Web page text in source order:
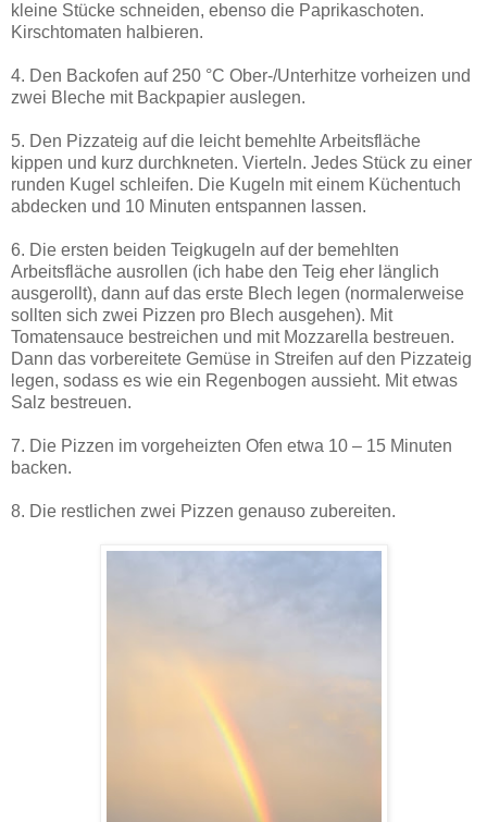
kleine Stücke schneiden, ebenso die Paprikaschoten.
Kirschtomaten halbieren.
4. Den Backofen auf 250 °C Ober-/Unterhitze vorheizen und
zwei Bleche mit Backpapier auslegen.
5. Den Pizzateig auf die leicht bemehlte Arbeitsfläche
kippen und kurz durchkneten. Vierteln. Jedes Stück zu einer
runden Kugel schleifen. Die Kugeln mit einem Küchentuch
abdecken und 10 Minuten entspannen lassen.
6. Die ersten beiden Teigkugeln auf der bemehlten
Arbeitsfläche ausrollen (ich habe den Teig eher länglich
ausgerollt), dann auf das erste Blech legen (normalerweise
sollten sich zwei Pizzen pro Blech ausgehen). Mit
Tomatensauce bestreichen und mit Mozzarella bestreuen.
Dann das vorbereitete Gemüse in Streifen auf den Pizzateig
legen, sodass es wie ein Regenbogen aussieht. Mit etwas
Salz bestreuen.
7. Die Pizzen im vorgeheizten Ofen etwa 10 – 15 Minuten
backen.
8. Die restlichen zwei Pizzen genauso zubereiten.